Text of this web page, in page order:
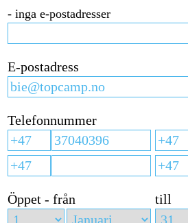
- inga e-postadresser
E-postadress
Telefonnummer
Öppet - från till